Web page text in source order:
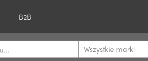
B2B
Wszystkie marki